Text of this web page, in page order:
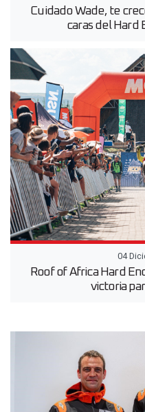
Cuidado Wade, te
caras del Hard
04
Roof of Africa Hard
victoria